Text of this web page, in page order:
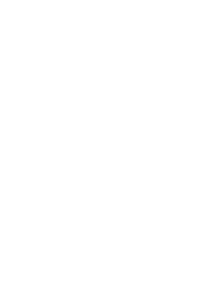
Tento hotel je v centru. Za mě dobré.